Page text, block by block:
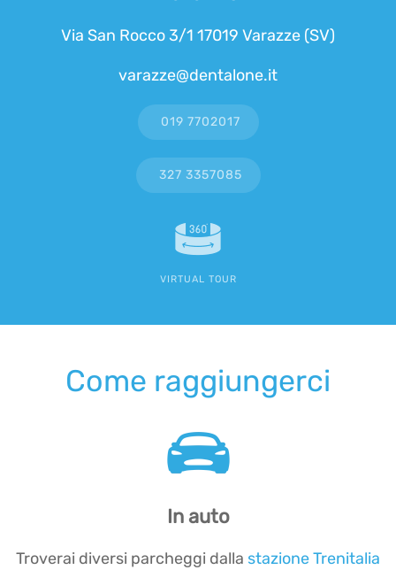
Via San Rocco 3/1 17019 Varazze (SV)
varazze@dentalone.it
019 7702017
327 3357085
VIRTUAL TOUR
Come raggiungerci
In auto
Troverai diversi parcheggi dalla stazione Trenitalia